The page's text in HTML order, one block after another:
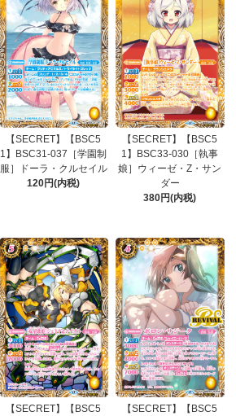
【SECRET】【BSC5
1】BSC31-037［学園制
服］ドーラ・クルセイル
120円(内税)
【SECRET】【BSC5
1】BSC33-030［執事
娘］ウィーゼ・Z・サン
ダー
380円(内税)
【SECRET】【BSC5
【SECRET】【BSC5